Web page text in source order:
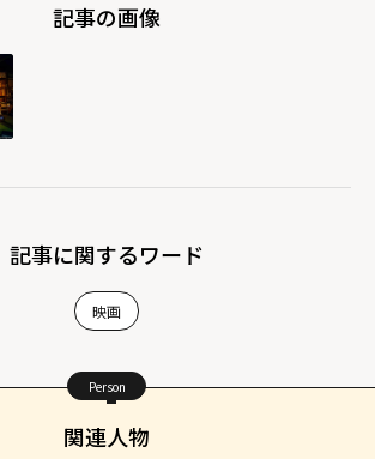
記事の画像
記事に関するワード
映画
Person
関連人物